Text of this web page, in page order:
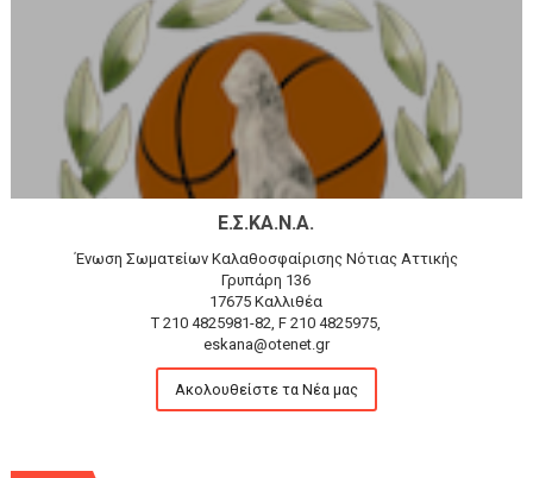
Ε.Σ.ΚΑ.Ν.Α.
Ένωση Σωματείων Καλαθοσφαίρισης Νότιας Αττικής
Γρυπάρη 136
17675 Καλλιθέα
T 210 4825981-82, F 210 4825975,
eskana@otenet.gr
Ακολουθείστε τα Νέα μας